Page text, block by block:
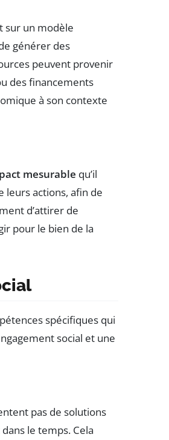
sur un modèle
générer des
peuvent provenir
des financements
à son contexte
mesurable qu’il
leurs actions, afin de
d’attirer de
pour le bien de la
spécifiques qui
social et une
pas de solutions
le temps. Cela